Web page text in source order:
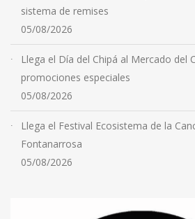
sistema de remises
05/08/2026
Llega el Día del Chipá al Mercado del
promociones especiales
05/08/2026
Llega el Festival Ecosistema de la
Fontanarrosa
05/08/2026